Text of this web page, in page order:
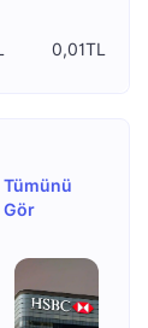
0,01TL
Tümünü
Gör